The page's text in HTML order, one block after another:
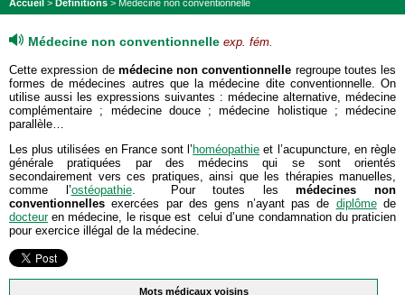
Accueil>Définitions> Médecine non conventionnelle
Mots médicaux voisins
Médecine non conventionnelle exp. fém.
Cette expression de médecine non conventionnelle regroupe toutes les
formes de médecines autres que la médecine dite conventionnelle. On
utilise aussi les expressions suivantes : médecine alternative, médecine
complémentaire ; médecine douce ; médecine holistique ; médecine
parallèle…
Les plus utilisées en France sont l’ homéopathie et l’acupuncture, en règle
générale pratiquées par des médecins qui se sont orientés
secondairement vers ces pratiques, ainsi que les thérapies manuelles,
comme l’ostéopathie. Pour toutes lesmédecines non
conventionnelles exercées par des gens n’ayant pas de diplômede
docteuren médecine, le risque est celui d’une condamnation du praticien
pour exercice illégal de la médecine.